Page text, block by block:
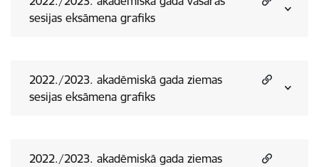
sesijas eksāmena grafiks
2022./2023. akadēmiskā gada ziemas
sesijas eksāmena grafiks
2022./2023. akadēmiskā gada ziemas